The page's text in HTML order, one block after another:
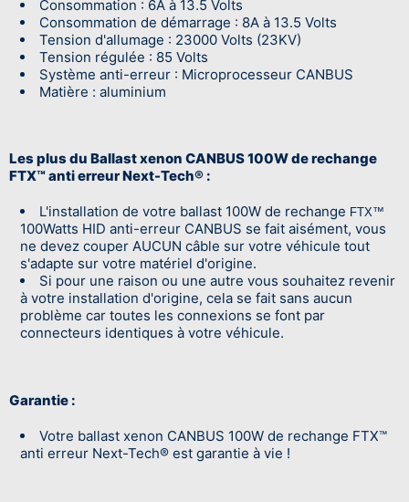
Consommation : 6A à 13.5 Volts
Consommation de démarrage : 8A à 13.5 Volts
Tension d'allumage : 23000 Volts (23KV)
Tension régulée : 85 Volts
Système anti-erreur : Microprocesseur CANBUS
Matière : aluminium
Les plus du Ballast xenon CANBUS 100W de rechange
FTX™ anti erreur Next-Tech® :
L'installation de votre ballast 100W de rechange FTX™
100Watts HID anti-erreur CANBUS se fait aisément, vous
ne devez couper AUCUN câble sur votre véhicule tout
s'adapte sur votre matériel d'origine.
Si pour une raison ou une autre vous souhaitez revenir
à votre installation d'origine, cela se fait sans aucun
problème car toutes les connexions se font par
connecteurs identiques à votre véhicule.
Garantie :
Votre ballast xenon CANBUS 100W de rechange FTX™
anti erreur Next-Tech® est garantie à vie !